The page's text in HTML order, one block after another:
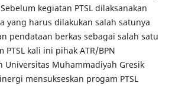
kegiatan PTSL dilaksanakan
yang harus dilakukan salah satunya
pendataan berkas sebagai salah satu
PTSL kali ini pihak ATR/BPN
Universitas Muhammadiyah Gresik
mensukseskan progam PTSL